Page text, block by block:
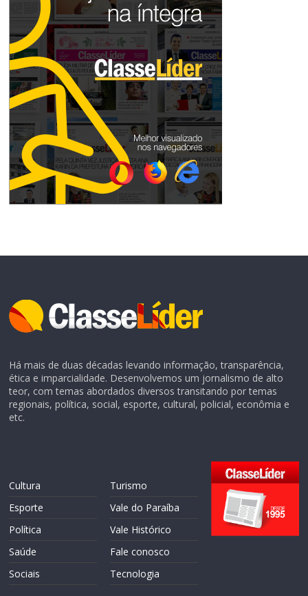
Há mais de duas décadas levando informação, transparência,
ética e imparcialidade. Desenvolvemos um jornalismo de alto
teor, com temas abordados diversos transitando por temas
regionais, política, social, esporte, cultural, policial, econômia e
etc.
Cultura
Esporte
Política
Saúde
Sociais
Turismo
Vale do Paraíba
Vale Histórico
Fale conosco
Tecnologia